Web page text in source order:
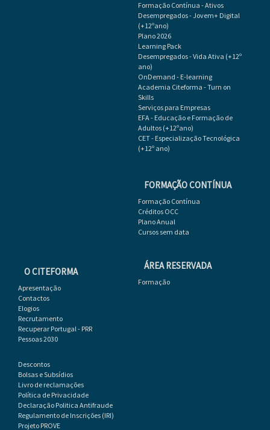
Formação Contínua - Ativos
Desempregados - Jovem+ Digital
(+12ºano)
Plano 2026
Learning Pack
Desempregados - Vida Ativa (+12º
ano)
OnDemand - E-learning
Academia Citeforma - Turn on
Skills
Serviços para Empresas
EFA - Educação e Formação de
Adultos (+12ºano)
CET - Especialização Tecnológica
(+12º ano)
FORMAÇÃO CONTÍNUA
Formação Contínua
Créditos OCC
Plano Anual
Cursos sem data
O CITEFORMA
Apresentação
Contactos
Elogios
Recrutamento
Recuperar Portugal - PRR
Pessoas 2030
Descontos
Bolsas e Subsídios
Livro de reclamações
Política de Privacidade
Declaração Politica Antifraude
Regulamento de Inscrições (IRI)
Projeto PROVE
ÁREA RESERVADA
Formação